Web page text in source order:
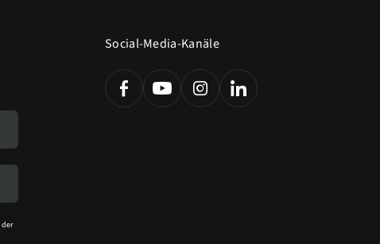
der
Social-Media-Kanäle